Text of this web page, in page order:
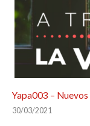
Yapa003 –
30/03/2021